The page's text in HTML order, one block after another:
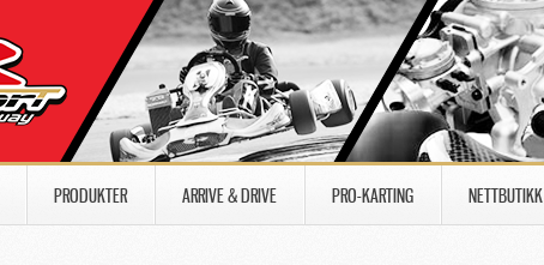
PRODUKTER ARRIVE & DRIVE PRO-KARTING NETTBUTIKK